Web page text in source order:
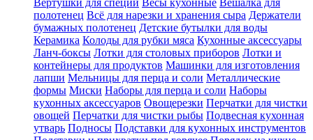
Вертушки для специй Весы кухонные Вешалка для
полотенец Всё для нарезки и хранения сыра Держатели
бумажных полотенец Детские бутылки для воды
Керамика Колоды для рубки мяса Кухонные аксессуары
Ланч-боксы Лотки для столовых приборов Лотки и
контейнеры для продуктов Машинки для изготовления
лапши Мельницы для перца и соли Металлические
формы Миски Наборы для перца и соли Наборы
кухонных аксессуаров Овощерезки Перчатки для чистки
овощей Перчатки для чистки рыбы Подвесная кухонная
утварь Подносы Подставки для кухонных инструментов